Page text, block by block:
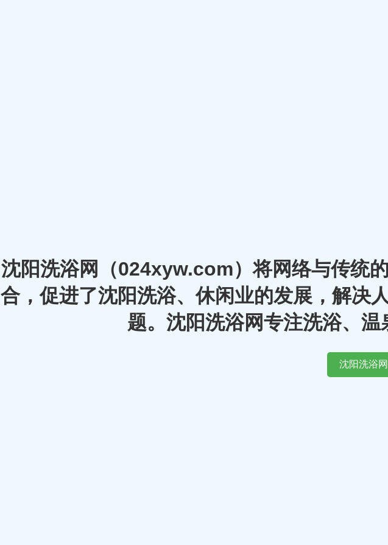
沈阳洗浴网（024xyw.com）将网络与传统
合，促进了沈阳洗浴、休闲业的发展，解决
题。沈阳洗浴网专注洗浴、温
沈阳洗浴网